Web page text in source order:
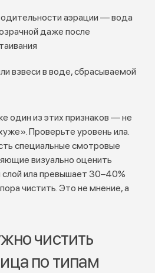
аэрации — вода
даже после
взвеси в воде, сбрасываемой
один из этих признаков — не
Проверьте уровень ила.
специальные смотровые
визуально оценить
слой ила превышает 30–40%
чистить. Это не мнение, а
чистить
по типам